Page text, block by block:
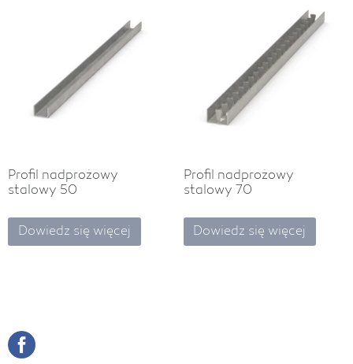
Profil nadprożowy
stalowy 50
Dowiedz się więcej
Profil nadprożowy
stalowy 70
Dowiedz się więcej